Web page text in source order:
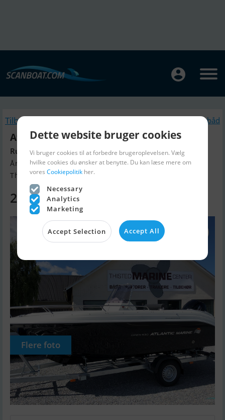
Tilbage Lignende Motorbåd
Atlantic 530 Open Med F60 Efi
Rummelig styrepultbåd
Årgang 2026, Motorbåd til salg
Thisted, Danmark
255.470 DKK
Flere foto
Dette website bruger cookies
Vi bruger cookies til at forbedre brugeroplevelsen. Vælg
hvilke cookies du ønsker at benytte. Du kan læse mere om
vores Cookiepolitik her.
Necessary
Analytics
Marketing
Accept Selection Accept All